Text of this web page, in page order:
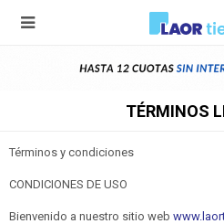

TÉRMINOS
Términos y condiciones
CONDICIONES DE USO
Bienvenido a nuestro sitio web